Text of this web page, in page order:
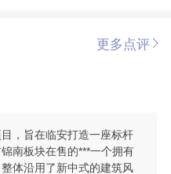
更多点评
，旨在临安打造一座标杆
南板块在售的***一个拥有
体沿用了新中式的建筑风